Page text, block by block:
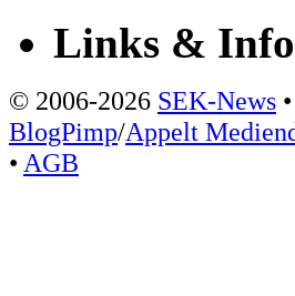
Links &
© 2006-2026 SEK-News
BlogPimp/Appelt
• AGB